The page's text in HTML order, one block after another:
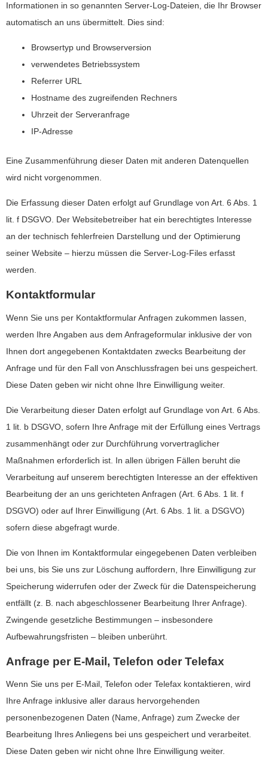
Informationen in so genannten Server-Log-Dateien, die Ihr Browser
automatisch an uns übermittelt. Dies sind:
Browsertyp und Browserversion
verwendetes Betriebssystem
Referrer URL
Hostname des zugreifenden Rechners
Uhrzeit der Serveranfrage
IP-Adresse
Eine Zusammenführung dieser Daten mit anderen Datenquellen
wird nicht vorgenommen.
Die Erfassung dieser Daten erfolgt auf Grundlage von Art. 6 Abs. 1
lit. f DSGVO. Der Websitebetreiber hat ein berechtigtes Interesse
an der technisch fehlerfreien Darstellung und der Optimierung
seiner Website – hierzu müssen die Server-Log-Files erfasst
werden.
Kontaktformular
Wenn Sie uns per Kontaktformular Anfragen zukommen lassen,
werden Ihre Angaben aus dem Anfrageformular inklusive der von
Ihnen dort angegebenen Kontaktdaten zwecks Bearbeitung der
Anfrage und für den Fall von Anschlussfragen bei uns gespeichert.
Diese Daten geben wir nicht ohne Ihre Einwilligung weiter.
Die Verarbeitung dieser Daten erfolgt auf Grundlage von Art. 6 Abs.
1 lit. b DSGVO, sofern Ihre Anfrage mit der Erfüllung eines Vertrags
zusammenhängt oder zur Durchführung vorvertraglicher
Maßnahmen erforderlich ist. In allen übrigen Fällen beruht die
Verarbeitung auf unserem berechtigten Interesse an der effektiven
Bearbeitung der an uns gerichteten Anfragen (Art. 6 Abs. 1 lit. f
DSGVO) oder auf Ihrer Einwilligung (Art. 6 Abs. 1 lit. a DSGVO)
sofern diese abgefragt wurde.
Die von Ihnen im Kontaktformular eingegebenen Daten verbleiben
bei uns, bis Sie uns zur Löschung auffordern, Ihre Einwilligung zur
Speicherung widerrufen oder der Zweck für die Datenspeicherung
entfällt (z. B. nach abgeschlossener Bearbeitung Ihrer Anfrage).
Zwingende gesetzliche Bestimmungen – insbesondere
Aufbewahrungsfristen – bleiben unberührt.
Anfrage per E-Mail, Telefon oder Telefax
Wenn Sie uns per E-Mail, Telefon oder Telefax kontaktieren, wird
Ihre Anfrage inklusive aller daraus hervorgehenden
personenbezogenen Daten (Name, Anfrage) zum Zwecke der
Bearbeitung Ihres Anliegens bei uns gespeichert und verarbeitet.
Diese Daten geben wir nicht ohne Ihre Einwilligung weiter.